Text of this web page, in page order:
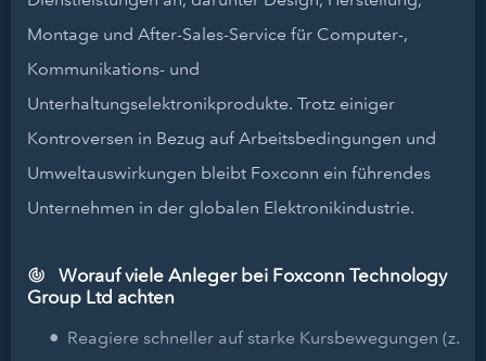
Montage und After-Sales-Service für Computer-,
Kommunikations- und
Unterhaltungselektronikprodukte. Trotz einiger
Kontroversen in Bezug auf Arbeitsbedingungen und
Umweltauswirkungen bleibt Foxconn ein führendes
Unternehmen in der globalen Elektronikindustrie.
Worauf viele Anleger bei Foxconn Technology
Group Ltd achten
Reagiere schneller auf starke Kursbewegungen (z.